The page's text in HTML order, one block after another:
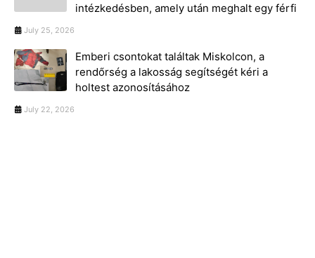
intézkedésben, amely után meghalt egy férfi
July 25, 2026
Emberi csontokat találtak Miskolcon, a
rendőrség a lakosság segítségét kéri a
holtest azonosításához
July 22, 2026